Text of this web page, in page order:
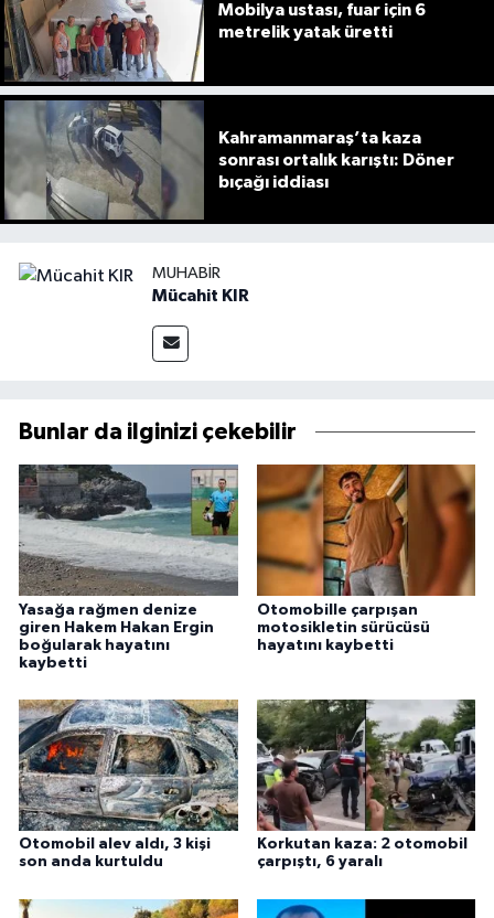
Mobilya ustası, fuar için 6
metrelik yatak üretti
Kahramanmaraş’ta kaza
sonrası ortalık karıştı: Döner
bıçağı iddiası
MUHABIR
Mücahit KIR
Bunlar da ilginizi çekebilir
Yasağa rağmen denize
giren Hakem Hakan Ergin
boğularak hayatını
kaybetti
Otomobille çarpışan
motosikletin sürücüsü
hayatını kaybetti
Otomobil alev aldı, 3 kişi
son anda kurtuldu
Korkutan kaza: 2 otomobil
çarpıştı, 6 yaralı